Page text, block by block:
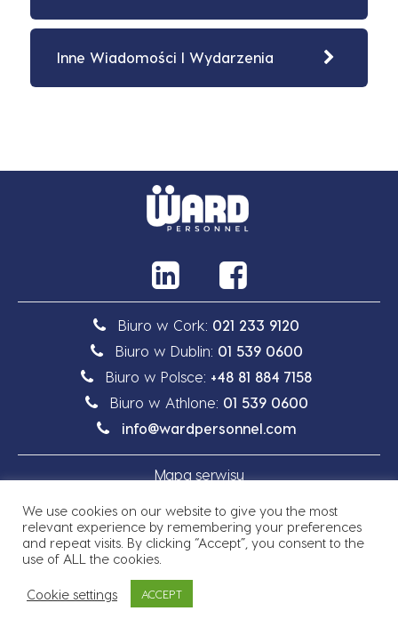
Inne Wiadomości I Wydarzenia
Biuro w Cork: 021 233 9120
Biuro w Dublin: 01 539 0600
Biuro w Polsce: +48 81 884 7158
Biuro w Athlone: 01 539 0600
info@wardpersonnel.com
Mapa serwisu
Polityka prywatności
Prawo autorskie © 2026 Ward Personnel
We use cookies on our website to give you the most
relevant experience by remembering your preferences
and repeat visits. By clicking “Accept”, you consent to the
use of ALL the cookies.
Cookie settings ACCEPT